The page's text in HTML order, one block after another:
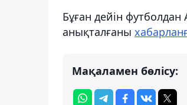
Бұған дейін
анықталғаны
Мақаламен бөлісу: